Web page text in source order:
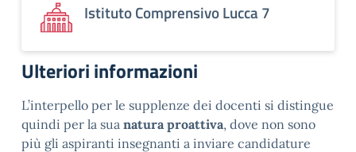
Istituto Comprensivo Lucca 7
Ulteriori informazioni
L’interpello per le supplenze dei docenti si distingue
quindi per la sua natura proattiva, dove non sono
più gli aspiranti insegnanti a inviare candidature